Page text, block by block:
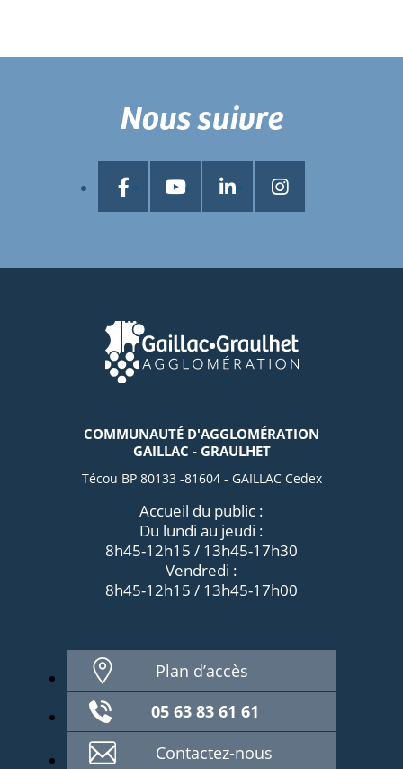
COMMUNAUTÉ D'AGGLOMÉRATION
GAILLAC - GRAULHET
Técou BP 80133 -81604 - GAILLAC Cedex
Accueil du public :
Du lundi au jeudi :
8h45-12h15 / 13h45-17h30
Vendredi :
8h45-12h15 / 13h45-17h00
Plan d’accès
05 63 83 61 61
Contactez-nous
Nous suivre